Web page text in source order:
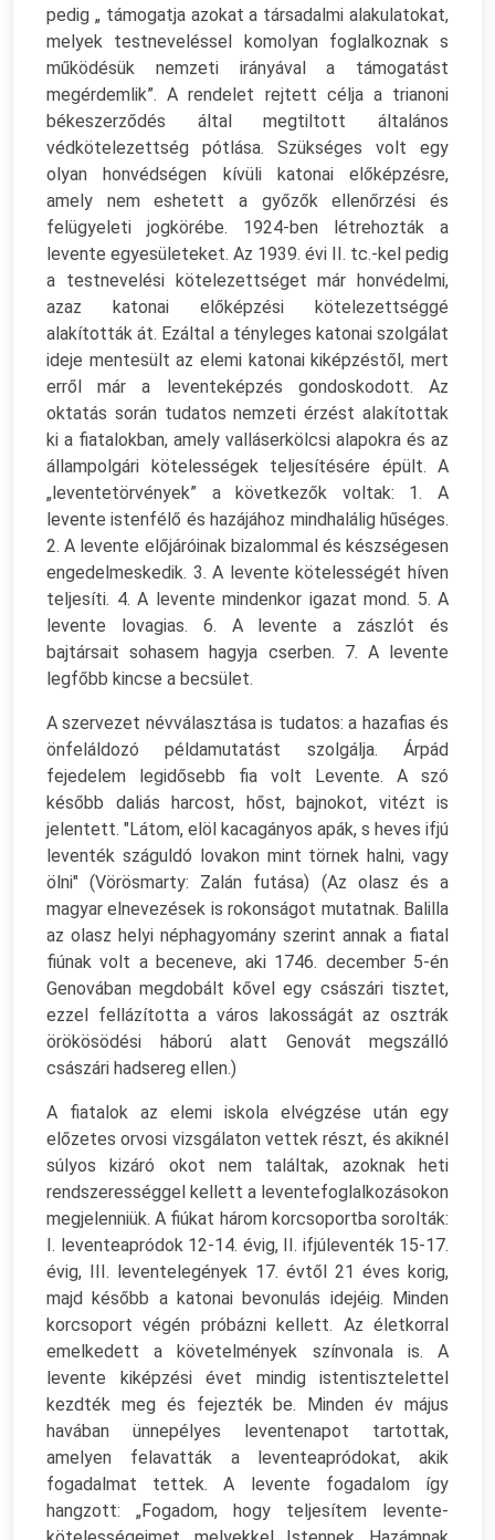
pedig „ támogatja azokat a társadalmi alakulatokat,
melyek testneveléssel komolyan foglalkoznak s
működésük nemzeti irányával a támogatást
megérdemlik”. A rendelet rejtett célja a trianoni
békeszerződés által megtiltott általános
védkötelezettség pótlása. Szükséges volt egy
olyan honvédségen kívüli katonai előképzésre,
amely nem eshetett a győzők ellenőrzési és
felügyeleti jogkörébe. 1924-ben létrehozták a
levente egyesületeket. Az 1939. évi II. tc.-kel pedig
a testnevelési kötelezettséget már honvédelmi,
azaz katonai előképzési kötelezettséggé
alakították át. Ezáltal a tényleges katonai szolgálat
ideje mentesült az elemi katonai kiképzéstől, mert
erről már a leventeképzés gondoskodott. Az
oktatás során tudatos nemzeti érzést alakítottak
ki a fiatalokban, amely valláserkölcsi alapokra és az
állampolgári kötelességek teljesítésére épült. A
„leventetörvények” a következők voltak: 1. A
levente istenfélő és hazájához mindhalálig hűséges.
2. A levente előjáróinak bizalommal és készségesen
engedelmeskedik. 3. A levente kötelességét híven
teljesíti. 4. A levente mindenkor igazat mond. 5. A
levente lovagias. 6. A levente a zászlót és
bajtársait sohasem hagyja cserben. 7. A levente
legfőbb kincse a becsület.
A szervezet névválasztása is tudatos: a hazafias és
önfeláldozó példamutatást szolgálja. Árpád
fejedelem legidősebb fia volt Levente. A szó
később daliás harcost, hőst, bajnokot, vitézt is
jelentett. "Látom, elöl kacagányos apák, s heves ifjú
leventék száguldó lovakon mint törnek halni, vagy
ölni" (Vörösmarty: Zalán futása) (Az olasz és a
magyar elnevezések is rokonságot mutatnak. Balilla
az olasz helyi néphagyomány szerint annak a fiatal
fiúnak volt a beceneve, aki 1746. december 5-én
Genovában megdobált kővel egy császári tisztet,
ezzel fellázította a város lakosságát az osztrák
örökösödési háború alatt Genovát megszálló
császári hadsereg ellen.)
A fiatalok az elemi iskola elvégzése után egy
előzetes orvosi vizsgálaton vettek részt, és akiknél
súlyos kizáró okot nem találtak, azoknak heti
rendszerességgel kellett a leventefoglalkozásokon
megjelenniük. A fiúkat három korcsoportba sorolták:
I. leventeapródok 12-14. évig, II. ifjúleventék 15-17.
évig, III. leventelegények 17. évtől 21 éves korig,
majd később a katonai bevonulás idejéig. Minden
korcsoport végén próbázni kellett. Az életkorral
emelkedett a követelmények színvonala is. A
levente kiképzési évet mindig istentisztelettel
kezdték meg és fejezték be. Minden év május
havában ünnepélyes leventenapot tartottak,
amelyen felavatták a leventeapródokat, akik
fogadalmat tettek. A levente fogadalom így
hangzott: „Fogadom, hogy teljesítem levente-